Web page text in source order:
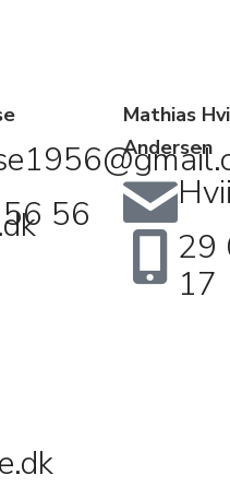
56
Mathias
Andersen
29
17